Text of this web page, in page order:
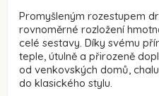
Promyšleným rozestupem
rovnoměrné rozložení
celé sestavy. Díky svému
teple, útulně a přirozeně
od venkovských domů,
do klasického stylu.